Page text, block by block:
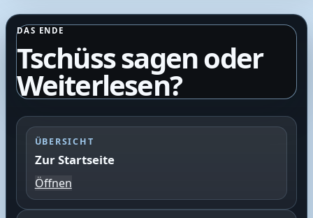
DAS ENDE
Tschüss sagen oder
Weiterlesen?
ÜBERSICHT
Zur Startseite
Öffnen